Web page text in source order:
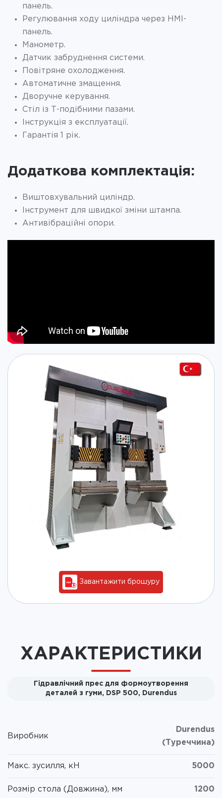
панель.
Регулювання ходу циліндра через HMI-
панель.
Манометр.
Датчик забруднення системи.
Повітряне охолодження.
Автоматичне змащення.
Дворучне керування.
Стіл із Т-подібними пазами.
Інструкція з експлуатації.
Гарантія 1 рік.
Додаткова комплектація:
Виштовхувальний циліндр.
Інструмент для швидкої зміни штампа.
Антивібраційні опори.
Завантажити брошуру
ХАРАКТЕРИСТИКИ
Гідравлічний прес для формоутворення
деталей з гуми, DSP 500, Durendus
Виробник
Durendus
(Туреччина)
Макс. зусилля, кН 5000
Розмір стола (Довжина), мм 1200